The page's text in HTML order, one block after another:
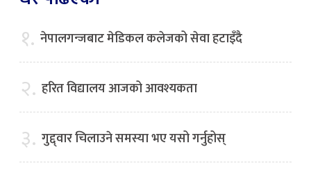
१. नेपालगन्जबाट मेडिकल कलेजको सेवा हटाइँदै
२. हरित विद्यालय आजको आवश्यकता
३. गुद्द्वार चिलाउने समस्या भए यसो गर्नुहोस्